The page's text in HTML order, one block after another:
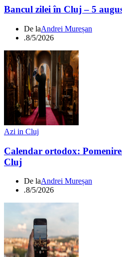
Bancul zilei în Cluj – 5
De laAndrei Mureșan
.8/5/2026
Azi in Cluj
Calendar ortodox:
Cluj
De laAndrei Mureșan
.8/5/2026